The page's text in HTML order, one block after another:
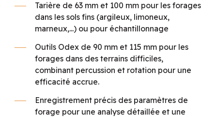
Tarière de 63 mm et 100 mm pour les forages
dans les sols fins (argileux, limoneux,
marneux,...) ou pour échantillonnage
Outils Odex de 90 mm et 115 mm pour les
forages dans des terrains difficiles,
combinant percussion et rotation pour une
efficacité accrue.
Enregistrement précis des paramètres de
forage pour une analyse détaillée et une